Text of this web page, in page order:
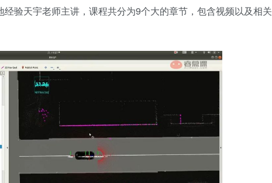
验天宇老师主讲，课程共分为9个大的章节，包含视频以及相关